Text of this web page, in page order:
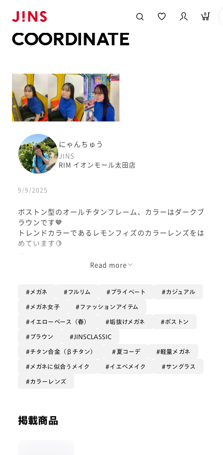
0
COORDINATE
にゃんちゅう
JINS
RIM イオンモール太田店
9/9/2025
ボストン型のオールチタンフレーム、カラーはダークブ
ラウンです🤎
トレンドカラーであるレモンフィズのカラーレンズをは
めています🍋
お気に入りポイントは2つ！
①はシンプルなフレームですので、フレームそのもの
の良さが引き立ちます。落ち着いたカラーにこの光沢が
高級感を生み出しています。
②はβチタンを使ったフレームになりますので軽くて柔
軟性に優れています。
軽くて優しいかけ心地になりますのでスタッフにも人気
のフレームです。
エローのカラーレンズはハードルが高いなと感じでいま
Read more
メガネ フルリム プライベート カジュアル
メガネ女子 ファッションアイテム
イエローベース（春） 垢抜けメガネ ボストン
ブラウン JINSCLASSIC
チタン合金（βチタン） 夏コーデ 軽量メガネ
メガネに似合うメイク イエベメイク サングラス
カラーレンズ
掲載商品